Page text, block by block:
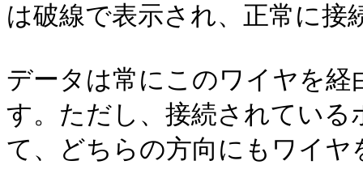
は破線で表示され、正常に
データは常にこのワイヤを
す。ただし、接続されてい
て、どちらの方向にもワイヤ